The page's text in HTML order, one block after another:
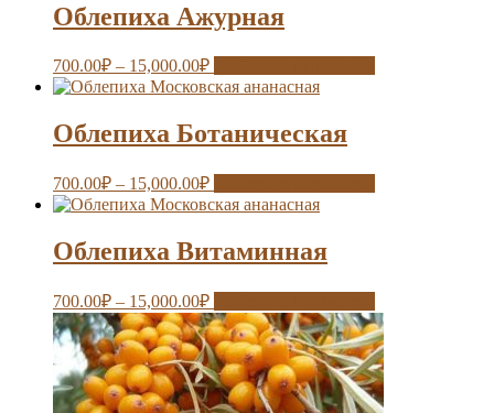
Облепиха Ажурная
700.00₽ – 15,000.00₽
Облепиха Ботаническая
700.00₽ – 15,000.00₽
Облепиха Витаминная
700.00₽ – 15,000.00₽